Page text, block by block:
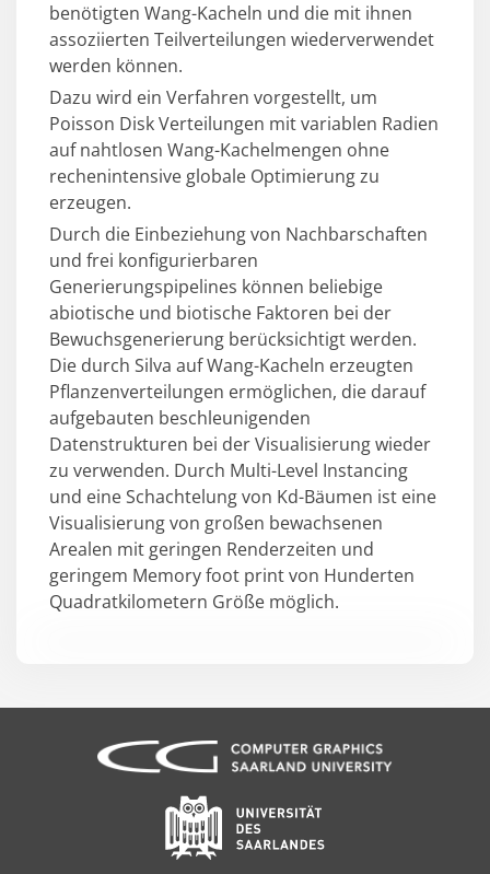
benötigten Wang-Kacheln und die mit ihnen
assoziierten Teilverteilungen wiederverwendet
werden können.
Dazu wird ein Verfahren vorgestellt, um
Poisson Disk Verteilungen mit variablen Radien
auf nahtlosen Wang-Kachelmengen ohne
rechenintensive globale Optimierung zu
erzeugen.
Durch die Einbeziehung von Nachbarschaften
und frei konfigurierbaren
Generierungspipelines können beliebige
abiotische und biotische Faktoren bei der
Bewuchsgenerierung berücksichtigt werden.
Die durch Silva auf Wang-Kacheln erzeugten
Pflanzenverteilungen ermöglichen, die darauf
aufgebauten beschleunigenden
Datenstrukturen bei der Visualisierung wieder
zu verwenden. Durch Multi-Level Instancing
und eine Schachtelung von Kd-Bäumen ist eine
Visualisierung von großen bewachsenen
Arealen mit geringen Renderzeiten und
geringem Memory foot print von Hunderten
Quadratkilometern Größe möglich.